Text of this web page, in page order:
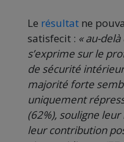
Le résultat ne
satisfecit : « au-
s’exprime sur le
de sécurité
majorité forte
uniquement
(62%), souligne
leur contribution